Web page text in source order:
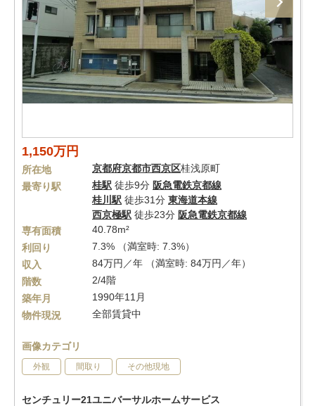
1,150万円
所在地 京都府京都市西京区桂浅原町
最寄り駅
桂駅 徒歩9分 阪急電鉄京都線
桂川駅 徒歩31分 東海道本線
西京極駅 徒歩23分 阪急電鉄京都線
専有面積
40.78m²
利回り
7.3% （満室時: 7.3%）
収入
84万円／年 （満室時: 84万円／年）
階数
2/4階
築年月
1990年11月
物件現況
全部賃貸中
画像カテゴリ
外観 間取り その他現地
センチュリー21ユニバーサルホームサービス